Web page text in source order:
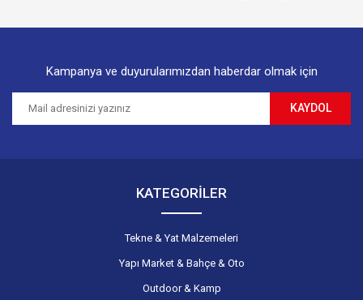
Gönder
Kampanya ve duyurularımızdan haberdar olmak için
KAYDOL
KATEGORİLER
Tekne & Yat Malzemeleri
Yapı Market & Bahçe & Oto
Outdoor & Kamp